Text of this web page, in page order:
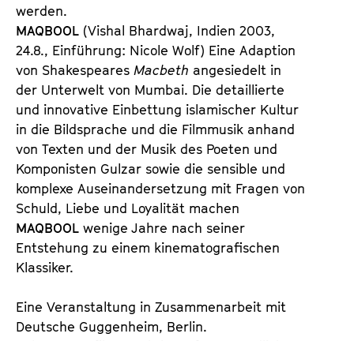
werden.
MAQBOOL (Vishal Bhardwaj, Indien 2003,
24.8., Einführung: Nicole Wolf) Eine Adaption
von Shakespeares Macbeth angesiedelt in
der Unterwelt von Mumbai. Die detaillierte
und innovative Einbettung islamischer Kultur
in die Bildsprache und die Filmmusik anhand
von Texten und der Musik des Poeten und
Komponisten Gulzar sowie die sensible und
komplexe Auseinandersetzung mit Fragen von
Schuld, Liebe und Loyalität machen
MAQBOOL wenige Jahre nach seiner
Entstehung zu einem kinematografischen
Klassiker.
Eine Veranstaltung in Zusammenarbeit mit
Deutsche Guggenheim, Berlin.